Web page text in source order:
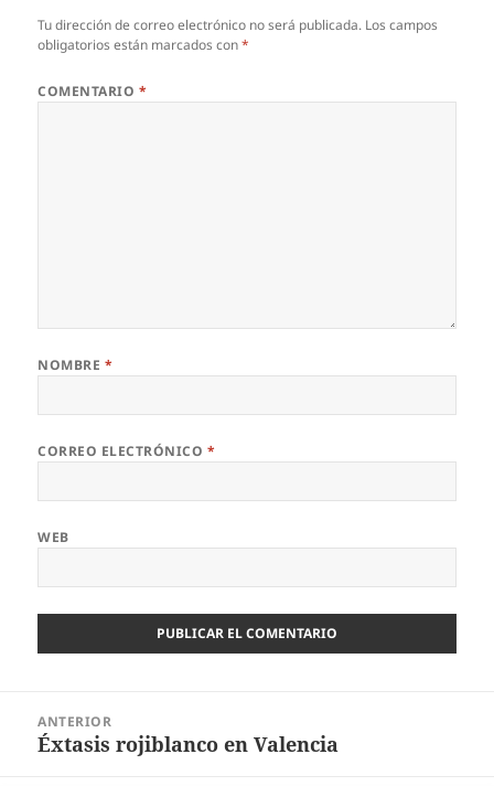
Tu dirección de correo electrónico no será publicada. Los campos
obligatorios están marcados con*
COMENTARIO *
NOMBRE *
CORREO ELECTRÓNICO *
WEB
entradas
ANTERIOR
Entrada
Éxtasis rojiblanco en Valencia